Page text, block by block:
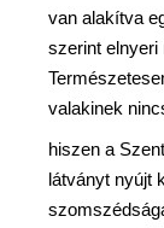
van alakítva
szerint elnyeri
valakinek
hiszen a
látványt nyújt